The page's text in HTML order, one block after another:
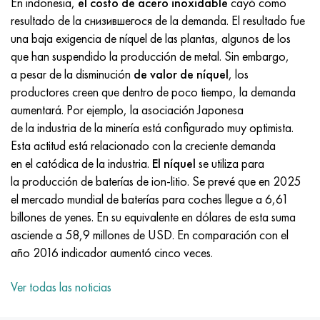
resultado de la снизившегося de la demanda. El resultado fue
una baja exigencia de níquel de las plantas, algunos de los
que han suspendido la producción de metal. Sin embargo,
a pesar de la disminución de valor de níquel, los
productores creen que dentro de poco tiempo, la demanda
aumentará. Por ejemplo, la asociación Japonesa
de la industria de la minería está configurado muy optimista.
Esta actitud está relacionado con la creciente demanda
en el catódica de la industria. El níquel se utiliza para
la producción de baterías de ion-litio. Se prevé que en 2025
el mercado mundial de baterías para coches llegue a 6,61
billones de yenes. En su equivalente en dólares de esta suma
asciende a 58,9 millones de USD. En comparación con el
año 2016 indicador aumentó cinco veces.
Ver todas las noticias
Incotherm
incotest
Jette M152
Cobalto 6B
maraging 250
René 41
Maraging 300
Maraging 350
MP35N
47ND
47НХР
49KF
49K2F, 49K2FA-VI
Aleación 50N
Aleación 50NP
50NHS
Aleación 52N
52K12F
HN62VMYUT
HN62MVKYU
HN63MB
XN65VM
KhN65VMTYu
KhN67MVTYu
KhN68VKTYU
KhN68VMTYUK-vd
KhN70VMTYu
VT-35
PT-1M
PT-3V
PT-7M
2B
SPT-2 sv
A LAS 3
3M
TL3
1.4466 - AISI 310MoLn
Aleación Al6xn
15-7Ph® - 1.4532
PH 13-8 meses - 1.4534
1.4542 - 17-4Ph®
Custom 455® - 1.4543 - uns s45500
1.4545 - 15-5Ph®
1.4548 - 17-4Ph®
1.4550 - AISI 347
10X17H13M3T
10X18N18Yu4D
11X11N2V2MF
12Х18Н9Т
13X11N2V2MF
15x11mf
15х12vnmf
15Х12Н2MVFAB
15X16K5N2MVFAB
2,0872, CuNi10Fe1Mn, Cw352h
Bronce aluminio silicio
CW301G, C64200
bronce de silicio
C65500, CuAl11Fe3
C65620, CuSi3Fe2Zn3
C65100, CuSi1.5
Bronce estaño-plomo
c92200, CuSn6Zn4Pb2
latón rojo
C84400, CuSn2ZnPb
C83600, CuSn5ZnPb
45G2, 45g2, AISI 1144
Aleación de acero estructural
10g2, 10g2, AISI 1513
12X2H4A, 15NiCr13, 1.5752
AC14, 11SMnPb30
20G, 20mn5
20XH3A, AISI 4320, 20hn3a
20HM, 24CrMo5, 20hm
25KhGM, 20CrMo5, 1.7264
Р6М5, 1.3343, hs6-5-2, sw7m
Р6М5К5, 1.3243, hs6-5-2-5
R6M5F3, 1.3344, hs6-5-3
9М4К8,1.3207
R12F3, 1.3318, sw12
P18, 1,3355, hs18-0-1, sw18
Acero carbono
10,1.1645, C105W1
11G12, 110G13L, X120Mn12